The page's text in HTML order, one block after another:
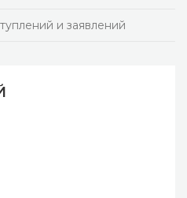
и заявлений